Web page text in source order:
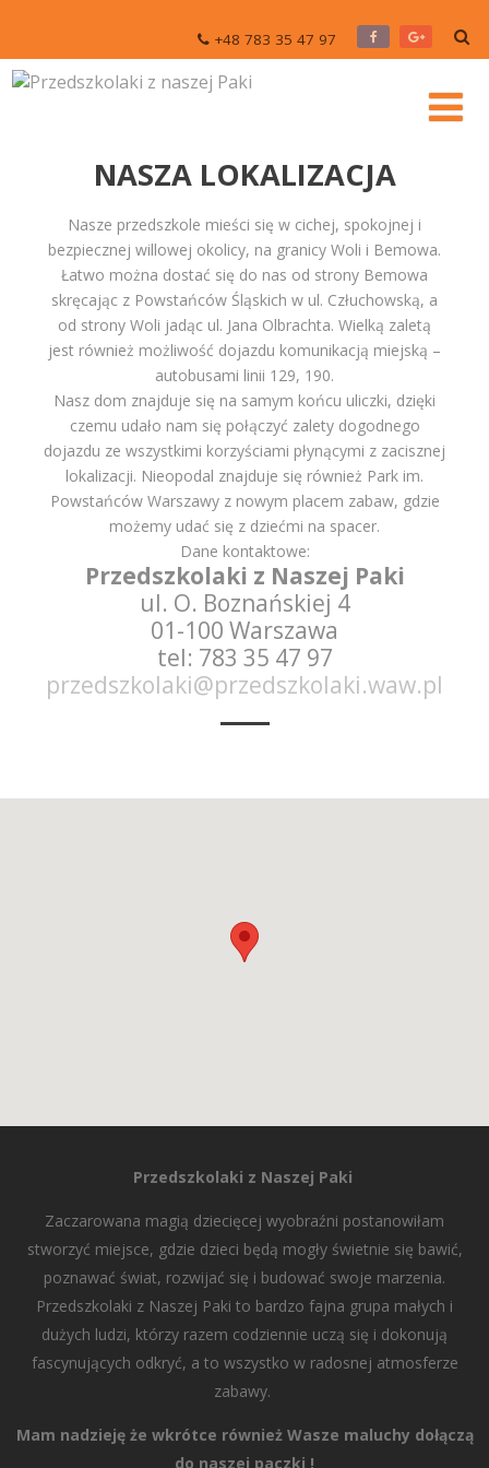
+48 783 35 47 97
NASZA LOKALIZACJA
Nasze przedszkole mieści się w cichej, spokojnej i
bezpiecznej willowej okolicy, na granicy Woli i Bemowa.
Łatwo można dostać się do nas od strony Bemowa
skręcając z Powstańców Śląskich w ul. Człuchowską, a
od strony Woli jadąc ul. Jana Olbrachta. Wielką zaletą
jest również możliwość dojazdu komunikacją miejską –
autobusami linii 129, 190.
Nasz dom znajduje się na samym końcu uliczki, dzięki
czemu udało nam się połączyć zalety dogodnego
dojazdu ze wszystkimi korzyściami płynącymi z zacisznej
lokalizacji. Nieopodal znajduje się również Park im.
Powstańców Warszawy z nowym placem zabaw, gdzie
możemy udać się z dziećmi na spacer.
Dane kontaktowe:
Przedszkolaki z Naszej Paki
ul. O. Boznańskiej 4
01-100 Warszawa
tel: 783 35 47 97
przedszkolaki@przedszkolaki.waw.pl
Przedszkolaki z Naszej Paki
Zaczarowana magią dziecięcej wyobraźni postanowiłam
stworzyć miejsce, gdzie dzieci będą mogły świetnie się bawić,
poznawać świat, rozwijać się i budować swoje marzenia.
Przedszkolaki z Naszej Paki to bardzo fajna grupa małych i
dużych ludzi, którzy razem codziennie uczą się i dokonują
fascynujących odkryć, a to wszystko w radosnej atmosferze
zabawy.
Mam nadzieję że wkrótce również Wasze maluchy dołączą
do naszej paczki !